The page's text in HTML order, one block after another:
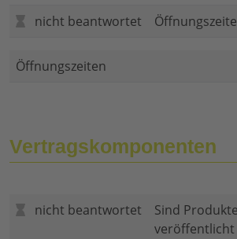
nicht beantwortet
Öffnungszeiten
Vertragskomponenten
nicht beantwortet
Sind
veröffentlicht